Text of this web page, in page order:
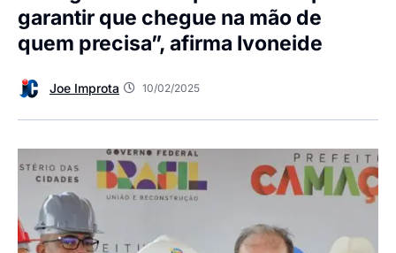
garantir que chegue na mão de
quem precisa”, afirma Ivoneide
Joe Improta 10/02/2025